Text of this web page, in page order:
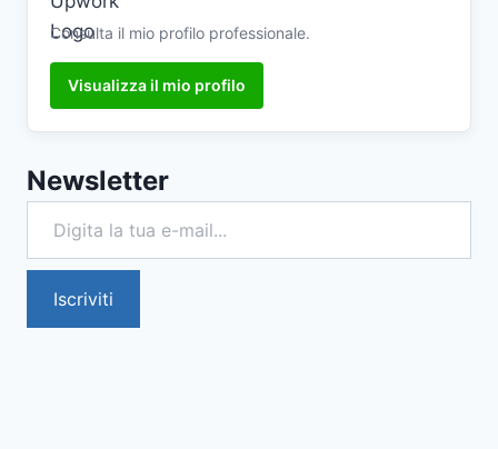
Consulta il mio profilo professionale.
Visualizza il mio profilo
Newsletter
Digita la tua e-mail...
Iscriviti